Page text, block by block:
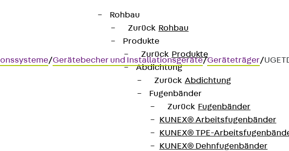
Rohbau
Zurück Rohbau
Produkte
Zurück Produkte
Abdichtung
Zurück Abdichtung
Fugenbänder
Zurück Fugenbänder
KUNEX® Arbeitsfugenbänder
KUNEX® TPE-
KUNEX® Dehnfugenbänder
/Gerätebecher und Installationsgeräte/Geräteträger/